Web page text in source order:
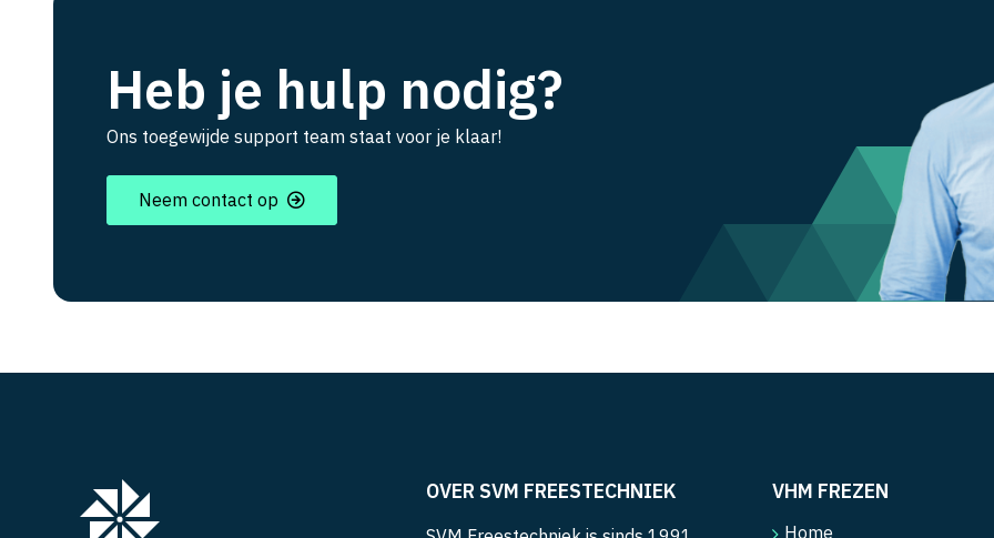
Heb je hulp nodig?
Ons toegewijde support team staat voor je klaar!
Neem contact op
OVER SVM FREESTECHNIEK VHM FREZEN
Home